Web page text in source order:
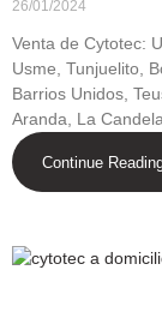
26/01/2024
Venta de Cytotec:
Usme, Tunjuelito,
Barrios Unidos,
Aranda, La
Continue